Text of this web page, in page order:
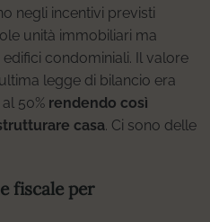
negli incentivi previsti
unità immobiliari ma
condominiali. Il valore
legge di bilancio era
50% rendendo così
casa. Ci sono delle
fiscale per